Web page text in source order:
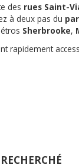
des rues Saint-
à deux pas du
Sherbrooke,
rapidement